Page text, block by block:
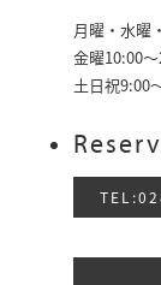
月曜・水曜
金曜10:00
土日祝9:00